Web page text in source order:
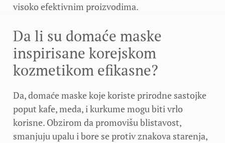
visoko efektivnim proizvodima.
Da li su domaće maske
inspirisane korejskom
kozmetikom efikasne?
Da, domaće maske koje koriste prirodne sastojke
poput kafe, meda, i kurkume mogu biti vrlo
korisne. Obzirom da promovišu blistavost,
smanjuju upalu i bore se protiv znakova starenja,